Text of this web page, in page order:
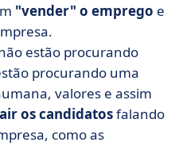
"vender" o emprego e
estão procurando
procurando uma
valores e assim
os candidatosfalando
como as